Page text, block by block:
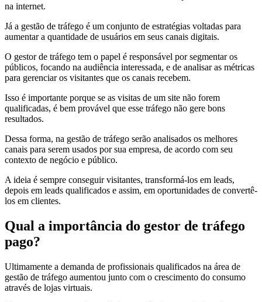
na internet.
Já a gestão de tráfego é um conjunto de estratégias voltadas para
aumentar a quantidade de usuários em seus canais digitais.
O gestor de tráfego tem o papel é responsável por segmentar os
públicos, focando na audiência interessada, e de analisar as métricas
para gerenciar os visitantes que os canais recebem.
Isso é importante porque se as visitas de um site não forem
qualificadas, é bem provável que esse tráfego não gere bons
resultados.
Dessa forma, na gestão de tráfego serão analisados os melhores
canais para serem usados por sua empresa, de acordo com seu
contexto de negócio e público.
A ideia é sempre conseguir visitantes, transformá-los em leads,
depois em leads qualificados e assim, em oportunidades de convertê-
los em clientes.
Qual a importância do gestor de tráfego
pago?
Ultimamente a demanda de profissionais qualificados na área de
gestão de tráfego aumentou junto com o crescimento do consumo
através de lojas virtuais.